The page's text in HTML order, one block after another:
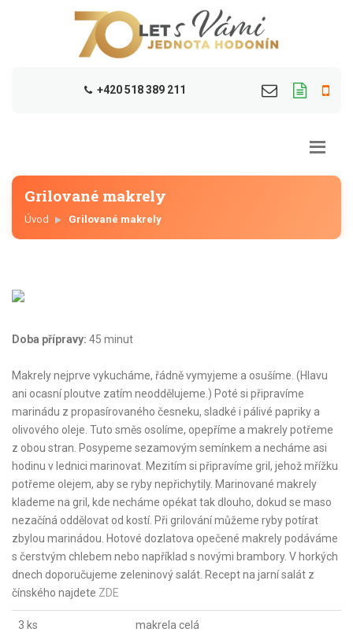
+420 518 389 211
Grilované makrely
Úvod Grilované makrely
Doba přípravy: 45 minut
Makrely nejprve vykucháme, řádně vymyjeme a osušíme. (Hlavu
ani ocasní ploutve zatím neoddělujeme.) Poté si připravíme
marinádu z propasírovaného česneku, sladké i pálivé papriky a
olivového oleje. Tuto směs osolíme, opepříme a makrely potřeme
z obou stran. Posypeme sezamovým semínkem a necháme asi
hodinu v lednici marinovat. Mezitím si připravíme gril, jehož mřížku
potřeme olejem, aby se ryby nepřichytily. Marinované makrely
klademe na gril, kde necháme opékat tak dlouho, dokud se maso
nezačíná oddělovat od kostí. Při grilování můžeme ryby potírat
zbylou marinádou. Hotové dozlatova opečené makrely podáváme
s čerstvým chlebem nebo například s novými brambory. V horkých
dnech doporučujeme zeleninový salát. Recept na jarní salát z
čínského najdete ZDE
3 ks makrela celá